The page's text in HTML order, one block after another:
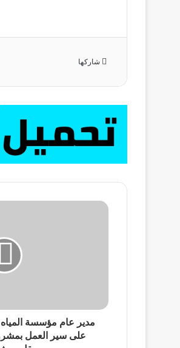
شاركها
مدير عام مؤسسة
على سير العمل